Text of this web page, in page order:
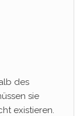
des
sie
existieren.